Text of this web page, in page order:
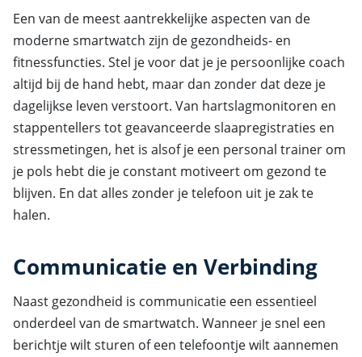
Een van de meest aantrekkelijke aspecten van de
moderne smartwatch zijn de gezondheids- en
fitnessfuncties. Stel je voor dat je je persoonlijke coach
altijd bij de hand hebt, maar dan zonder dat deze je
dagelijkse leven verstoort. Van hartslagmonitoren en
stappentellers tot geavanceerde slaapregistraties en
stressmetingen, het is alsof je een personal trainer om
je pols hebt die je constant motiveert om gezond te
blijven. En dat alles zonder je telefoon uit je zak te
halen.
Communicatie en Verbinding
Naast gezondheid is communicatie een essentieel
onderdeel van de smartwatch. Wanneer je snel een
berichtje wilt sturen of een telefoontje wilt aannemen